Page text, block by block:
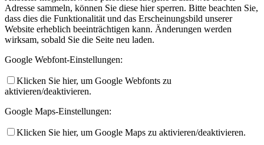
Adresse sammeln, können Sie diese hier sperren. Bitte beachten Sie,
dass dies die Funktionalität und das Erscheinungsbild unserer
Website erheblich beeinträchtigen kann. Änderungen werden
wirksam, sobald Sie die Seite neu laden.
Google Webfont-Einstellungen:
Klicken Sie hier, um Google Webfonts zu
aktivieren/deaktivieren.
Google Maps-Einstellungen:
Klicken Sie hier, um Google Maps zu aktivieren/deaktivieren.